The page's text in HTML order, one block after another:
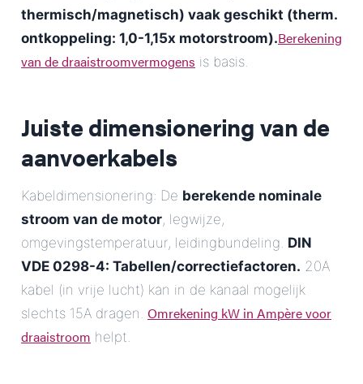
thermisch/magnetisch) vaak geschikt (therm.
ontkoppeling: 1,0-1,15x motorstroom).Berekening
van de draaistroomvermogens is basis.
Juiste dimensionering van de
aanvoerkabels
Kabeldimensionering: De berekende nominale
stroom van de motor, legwijze,
omgevingstemperatuur, leidingbundeling. DIN
VDE 0298-4: Tabellen/correctiefactoren. 20A
kabel (in vrije lucht) kan in de kanaal mogelijk
slechts 15A dragen. Omrekening kW in Ampère voor
draaistroom helpt.